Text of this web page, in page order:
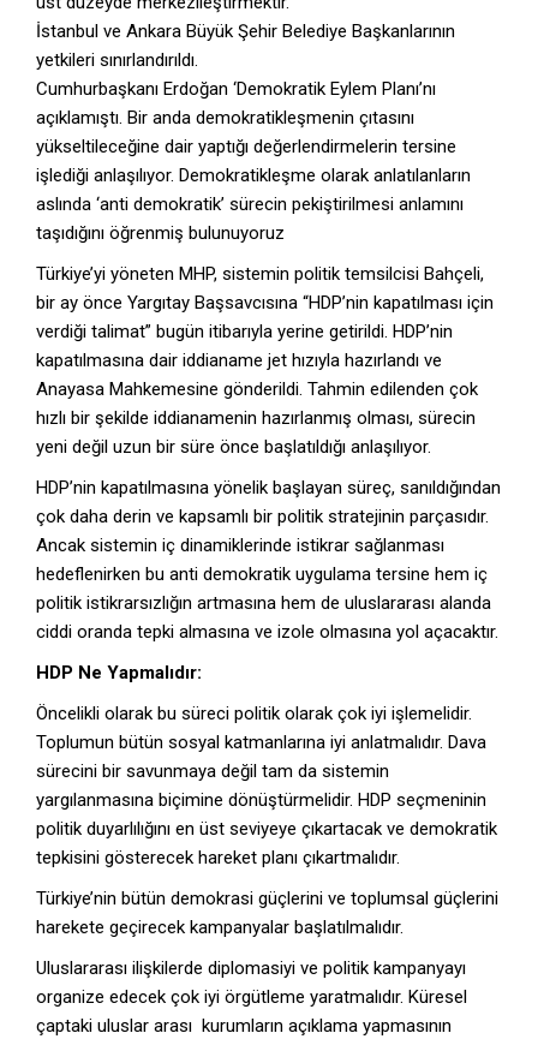
İstanbul ve Ankara Büyük Şehir Belediye Başkanlarının
yetkileri sınırlandırıldı.
Cumhurbaşkanı Erdoğan ‘Demokratik Eylem Planı’nı
açıklamıştı. Bir anda demokratikleşmenin çıtasını
yükseltileceğine dair yaptığı değerlendirmelerin tersine
işlediği anlaşılıyor. Demokratikleşme olarak anlatılanların
aslında ‘anti demokratik’ sürecin pekiştirilmesi anlamını
taşıdığını öğrenmiş bulunuyoruz
Türkiye’yi yöneten MHP, sistemin politik temsilcisi Bahçeli,
bir ay önce Yargıtay Başsavcısına “HDP’nin kapatılması için
verdiği talimat” bugün itibarıyla yerine getirildi. HDP’nin
kapatılmasına dair iddianame jet hızıyla hazırlandı ve
Anayasa Mahkemesine gönderildi. Tahmin edilenden çok
hızlı bir şekilde iddianamenin hazırlanmış olması, sürecin
yeni değil uzun bir süre önce başlatıldığı anlaşılıyor.
HDP’nin kapatılmasına yönelik başlayan süreç, sanıldığından
çok daha derin ve kapsamlı bir politik stratejinin parçasıdır.
Ancak sistemin iç dinamiklerinde istikrar sağlanması
hedeflenirken bu anti demokratik uygulama tersine hem iç
politik istikrarsızlığın artmasına hem de uluslararası alanda
ciddi oranda tepki almasına ve izole olmasına yol açacaktır.
HDP Ne Yapmalıdır:
Öncelikli olarak bu süreci politik olarak çok iyi işlemelidir.
Toplumun bütün sosyal katmanlarına iyi anlatmalıdır. Dava
sürecini bir savunmaya değil tam da sistemin
yargılanmasına biçimine dönüştürmelidir. HDP seçmeninin
politik duyarlılığını en üst seviyeye çıkartacak ve demokratik
tepkisini gösterecek hareket planı çıkartmalıdır.
Türkiye’nin bütün demokrasi güçlerini ve toplumsal güçlerini
harekete geçirecek kampanyalar başlatılmalıdır.
Uluslararası ilişkilerde diplomasiyi ve politik kampanyayı
organize edecek çok iyi örgütleme yaratmalıdır. Küresel
çaptaki uluslar arası kurumların açıklama yapmasının